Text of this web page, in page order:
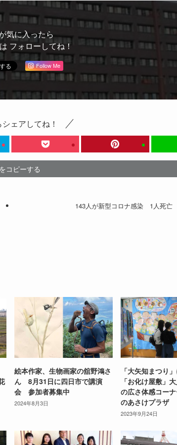
気に入ったら
フォローしてね！
Follow Me
ェアしてね！
コピーする
143人が新型コロナ感染 1人死
絵本作家、生物画家の舘野鴻さ
ん 8月31日に四日市で講演
会 参加者募集中
2024年8月3日
「大矢知まつり」
「お化け屋敷」
の広さ体感コー
のあさけプラザ
2023年9月24日